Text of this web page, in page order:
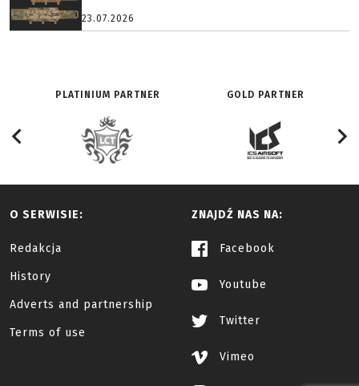
23.07.2026
PLATINIUM PARTNER GOLD PARTNER
O SERWISIE:
Redakcja
History
Adverts and partnership
Terms of use
ZNAJDŹ NAS NA:
Facebook
Youtube
Twitter
Vimeo